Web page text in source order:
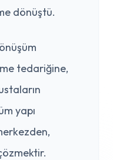
dönüştü.
tedariğine,
yapı